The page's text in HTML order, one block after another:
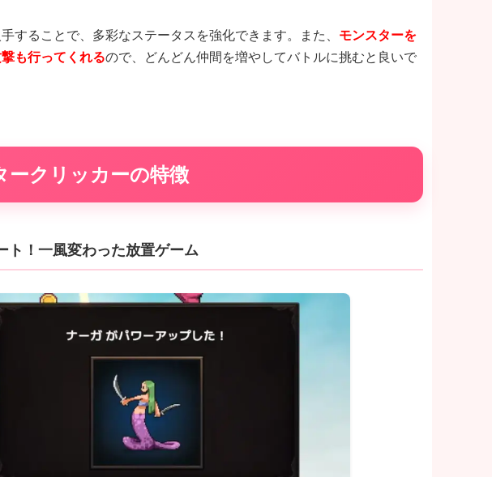
することで、多彩なステータスを強化できます。また、 モンスターを
も行ってくれるので、どんどん仲間を増やしてバトルに挑むと良いで
ークリッカーの特徴
ト！一風変わった放置ゲーム